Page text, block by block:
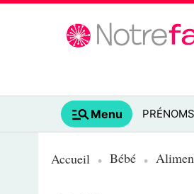
Menu PRÉNOMS
Accueil Bébé